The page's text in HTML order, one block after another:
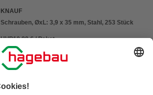
KNAUF
Schrauben, ØxL: 3,9 x 35 mm, Stahl, 253 Stück
UVP10,99 € / Paket
9,99 € / Paket
Verfügbarkeit im Markt prüfen
lieferbar